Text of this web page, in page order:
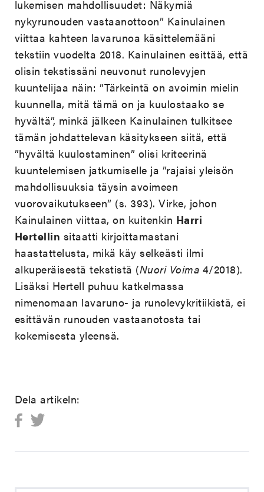
lukemisen mahdollisuudet: Näkymiä
nykyrunouden vastaanottoon” Kainulainen
viittaa kahteen lavarunoa käsittelemääni
tekstiin vuodelta 2018. Kainulainen esittää, että
olisin tekstissäni neuvonut runolevyjen
kuuntelijaa näin: ”Tärkeintä on avoimin mielin
kuunnella, mitä tämä on ja kuulostaako se
hyvältä”, minkä jälkeen Kainulainen tulkitsee
tämän johdattelevan käsitykseen siitä, että
”hyvältä kuulostaminen” olisi kriteerinä
kuuntelemisen jatkumiselle ja ”rajaisi yleisön
mahdollisuuksia täysin avoimeen
vuorovaikutukseen” (s. 393). Virke, johon
Kainulainen viittaa, on kuitenkin Harri
Hertellin sitaatti kirjoittamastani
haastattelusta, mikä käy selkeästi ilmi
alkuperäisestä tekstistä (Nuori Voima 4/2018).
Lisäksi Hertell puhuu katkelmassa
nimenomaan lavaruno- ja runolevykritiikistä, ei
esittävän runouden vastaanotosta tai
kokemisesta yleensä.
Dela artikeln: